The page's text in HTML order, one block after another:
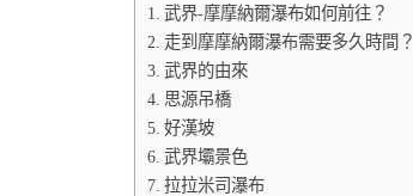
武界-摩摩納爾瀑布如何前往？
走到摩摩納爾瀑布需要多久時間？
武界的由來
思源吊橋
好漢坡
武界壩景色
拉拉米司瀑布